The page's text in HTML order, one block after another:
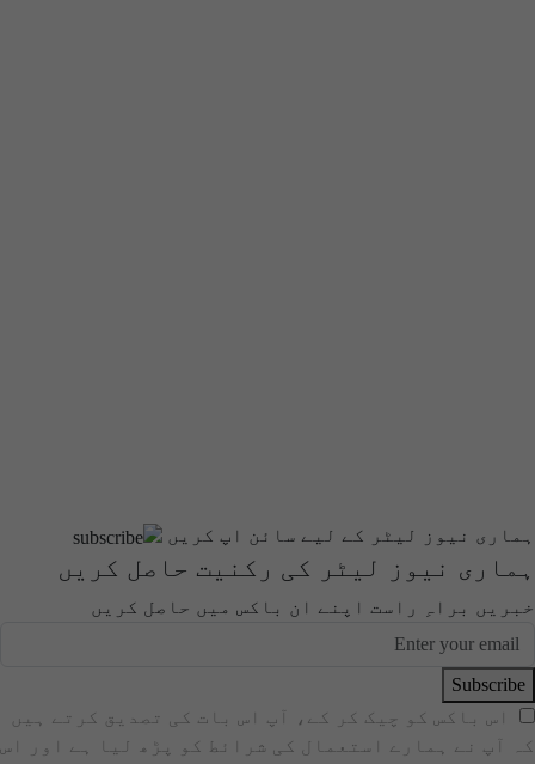
ہماری نیوز لیٹر کے لیے سائن اپ کریں
ہماری نیوز لیٹر کی رکنیت حاصل کریں
خبریں براہِ راست اپنے ان باکس میں حاصل کریں
Subscribe
اس باکس کو چیک کر کے، آپ اس بات کی تصدیق کرتے ہیں
کہ آپ نے ہمارے استعمال کی شرائط کو پڑھ لیا ہے اور اس